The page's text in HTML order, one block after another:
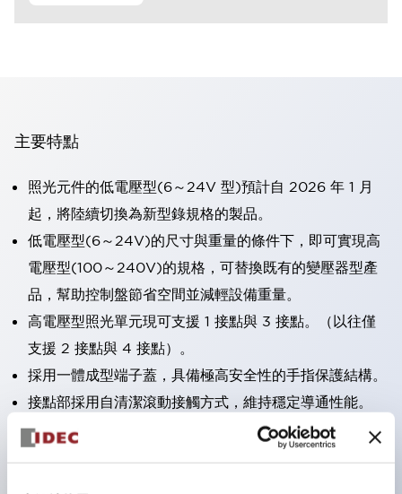
主要特點
照光元件的低電壓型(6～24V 型)預計自 2026 年 1 月
起，將陸續切換為新型錄規格的製品。
低電壓型(6～24V)的尺寸與重量的條件下，即可實現高
電壓型(100～240V)的規格，可替換既有的變壓器型產
品，幫助控制盤節省空間並減輕設備重量。
高電壓型照光單元現可支援 1 接點與 3 接點。（以往僅
支援 2 接點與 4 接點）。
採用一體成型端子蓋，具備極高安全性的手指保護結構。
接點部採用自清潔滾動接觸方式，維持穩定導通性能。
防護結構可防止水或油從面板前方滲入：IP65（僅雙按